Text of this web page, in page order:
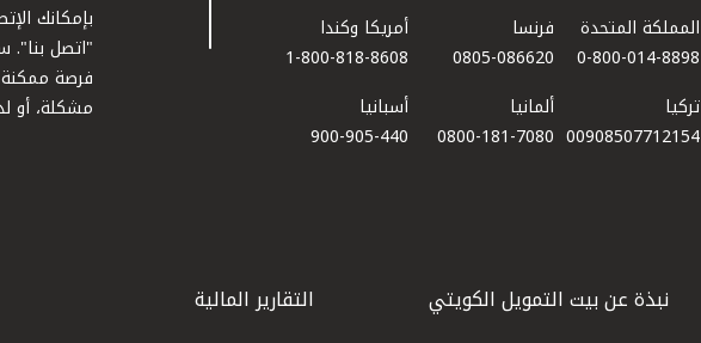
المملكة المتحدة
0-800-014-8898
فرنسا
0805-086620
أمريكا وكندا
1-800-818-8608
تركيا
00908507712154​
ألمانيا
0800-181-7080
أسبانيا
900-905-440
بإمكانك
"اتصل
فرصة ممكنة
مشكلة، أو
نبذة عن بيت التمويل الكويتي
التقارير المالية